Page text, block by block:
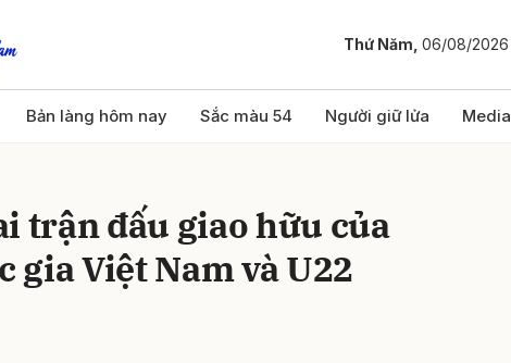
Thứ Năm, 06/08/2026
Bản làng hôm nay Sắc màu 54 Người giữ lửa Media
trận đấu giao hữu của
gia Việt Nam và U22
bình luận